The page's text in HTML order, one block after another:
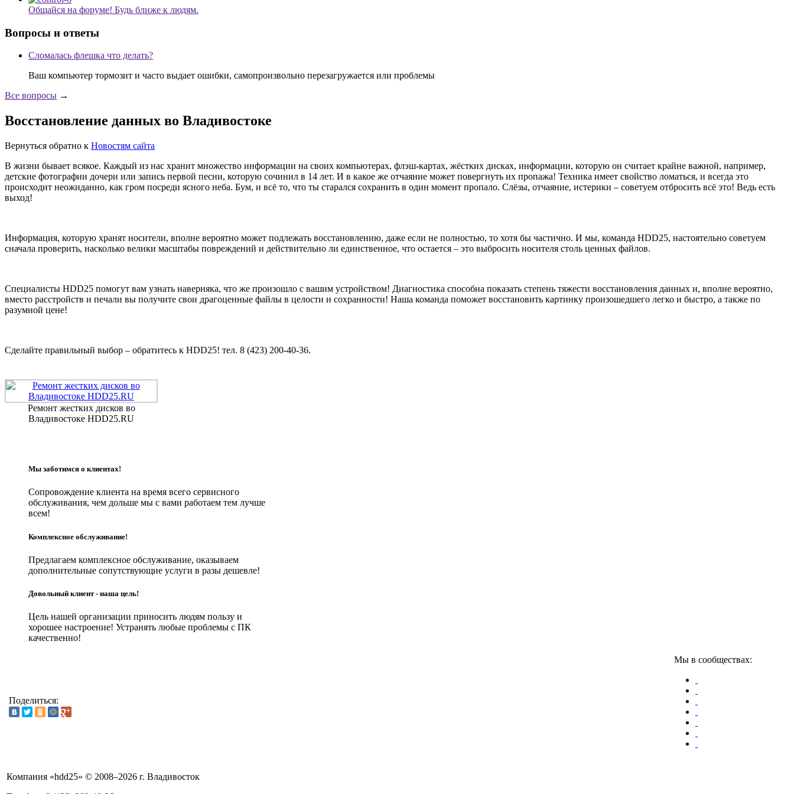
Общайся на форуме! Будь ближе к людям.
Вопросы и ответы
Сломалась флешка что делать?
Ваш компьютер тормозит и часто выдает ошибки, самопроизвольно перезагружается или проблемы
Все вопросы →
Восстановление данных во Владивостоке
Вернуться обратно к Новостям сайта
В жизни бывает всякое. Каждый из нас хранит множество информации на своих компьютерах, флэш-картах, жёстких дисках, информации, которую он считает крайне важной, например,
детские фотографии дочери или запись первой песни, которую сочинил в 14 лет. И в какое же отчаяние может повергнуть их пропажа! Техника имеет свойство ломаться, и всегда это
происходит неожиданно, как гром посреди ясного неба. Бум, и всё то, что ты старался сохранить в один момент пропало. Слёзы, отчаяние, истерики – советуем отбросить всё это! Ведь есть
выход!
Информация, которую хранят носители, вполне вероятно может подлежать восстановлению, даже если не полностью, то хотя бы частично. И мы, команда HDD25, настоятельно советуем
сначала проверить, насколько велики масштабы повреждений и действительно ли единственное, что остается – это выбросить носителя столь ценных файлов.
Специалисты HDD25 помогут вам узнать наверняка, что же произошло с вашим устройством! Диагностика способна показать степень тяжести восстановления данных и, вполне вероятно,
вместо расстройств и печали вы получите свои драгоценные файлы в целости и сохранности! Наша команда поможет восстановить картинку произошедшего легко и быстро, а также по
разумной цене!
Сделайте правильный выбор – обратитесь к HDD25! тел. 8 (423) 200-40-36.
Ремонт жестких дисков во
Владивостоке HDD25.RU
Мы заботимся о клиентах!
Сопровождение клиента на время всего сервисного
обслуживания, чем дольше мы с вами работаем тем лучше
всем!
Комплексное обслуживание!
Предлагаем комплексное обслуживание, оказываем
дополнительные сопутствующие услуги в разы дешевле!
Довольный клиент - наша цель!
Цель нашей организации приносить людям пользу и
хорошее настроение! Устранять любые проблемы с ПК
качественно!
Поделиться:
Мы в сообществах:
Компания «hdd25» © 2008–2026 г. Владивосток